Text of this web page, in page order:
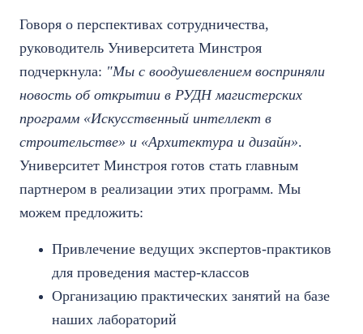
Говоря о перспективах сотрудничества,
руководитель Университета Минстроя
подчеркнула: "Мы с воодушевлением восприняли
новость об открытии в РУДН магистерских
программ «Искусственный интеллект в
строительстве» и «Архитектура и дизайн».
Университет Минстроя готов стать главным
партнером в реализации этих программ. Мы
можем предложить:
Привлечение ведущих экспертов-практиков
для проведения мастер-классов
Организацию практических занятий на базе
наших лабораторий